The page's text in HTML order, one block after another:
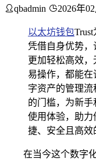
qbadmin 2026年
以太坊钱包
凭借自身优势
更加轻松高效
易操作，都能在
字资产的管理
的门槛，为新
使用体验，助力
捷、安全且高效
在当今这个数字